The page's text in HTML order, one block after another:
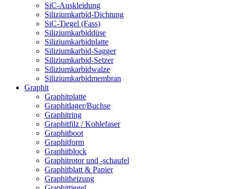
SiC-Auskleidung
Siliziumkarbid-Dichtung
SiC-Tiegel (Fass)
Siliziumkarbiddüse
Siliziumkarbidplatte
Siliziumkarbid-Sagger
Siliziumkarbid-Setzer
Siliziumkarbidwalze
Siliziumkarbidmembran
Graphit
Graphitplatte
Graphitlager/Buchse
Graphitring
Graphitfilz / Kohlefaser
Graphitboot
Graphitform
Graphitblock
Graphitrotor und -schaufel
Graphitblatt & Papier
Graphitheizung